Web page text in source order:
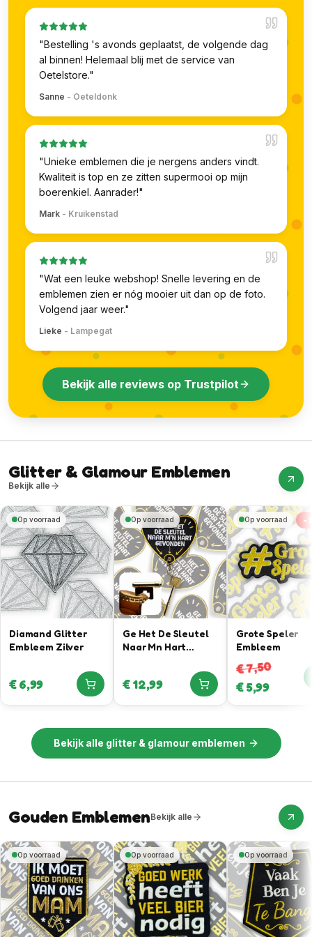
"Bestelling 's avonds geplaatst, de volgende dag
al binnen! Helemaal blij met de service van
Oetelstore."
Sanne - Oeteldonk
"Unieke emblemen die je nergens anders vindt.
Kwaliteit is top en ze zitten supermooi op mijn
boerenkiel. Aanrader!"
Mark - Kruikenstad
"Wat een leuke webshop! Snelle levering en de
emblemen zien er nóg mooier uit dan op de foto.
Volgend jaar weer."
Lieke - Lampegat
Bekijk alle reviews op Trustpilot
Glitter & Glamour Emblemen
Bekijk alle
Op voorraad
Diamand Glitter
Embleem Zilver
€6,99
Op voorraad
Ge Het De Sleutel
Naar Mn Hart
Sleutel Bieropener
Embleem
€12,99
Op voorraad -
Grote Speler
Embleem
€7,50
€5,99
Bekijk alle glitter & glamour emblemen
Gouden EmblemenBekijk alle
Op voorraad Op voorraad Op voorraad